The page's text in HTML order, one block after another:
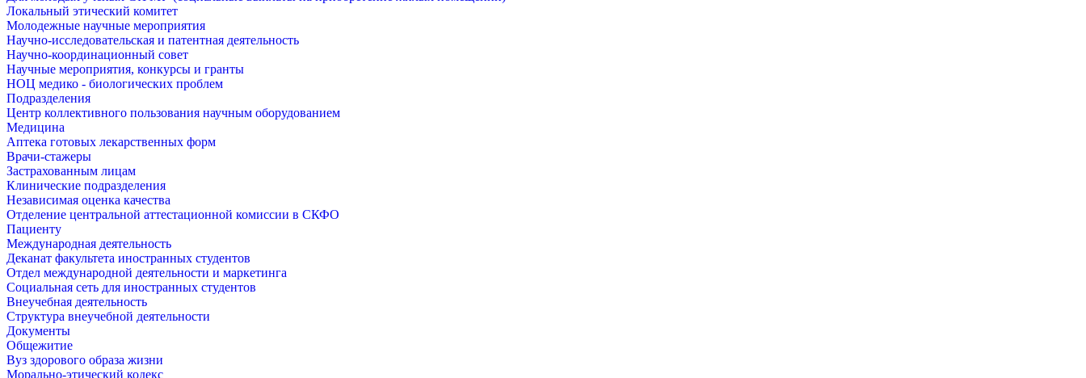
Локальный этический комитет
Молодежные научные мероприятия
Научно-исследовательская и патентная деятельность
Научно-координационный совет
Научные мероприятия, конкурсы и гранты
НОЦ медико - биологических проблем
Подразделения
Центр коллективного пользования научным оборудованием
Медицина
Аптека готовых лекарственных форм
Врачи-стажеры
Застрахованным лицам
Клинические подразделения
Независимая оценка качества
Отделение центральной аттестационной комиссии в СКФО
Пациенту
Международная деятельность
Деканат факультета иностранных студентов
Отдел международной деятельности и маркетинга
Социальная сеть для иностранных студентов
Внеучебная деятельность
Структура внеучебной деятельности
Документы
Общежитие
Вуз здорового образа жизни
Морально-этический кодекс